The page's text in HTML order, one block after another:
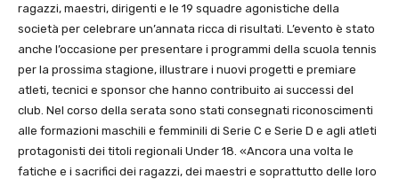
ragazzi, maestri, dirigenti e le 19 squadre agonistiche della
società per celebrare un’annata ricca di risultati. L’evento è stato
anche l’occasione per presentare i programmi della scuola tennis
per la prossima stagione, illustrare i nuovi progetti e premiare
atleti, tecnici e sponsor che hanno contribuito ai successi del
club. Nel corso della serata sono stati consegnati riconoscimenti
alle formazioni maschili e femminili di Serie C e Serie D e agli atleti
protagonisti dei titoli regionali Under 18. «Ancora una volta le
fatiche e i sacrifici dei ragazzi, dei maestri e soprattutto delle loro